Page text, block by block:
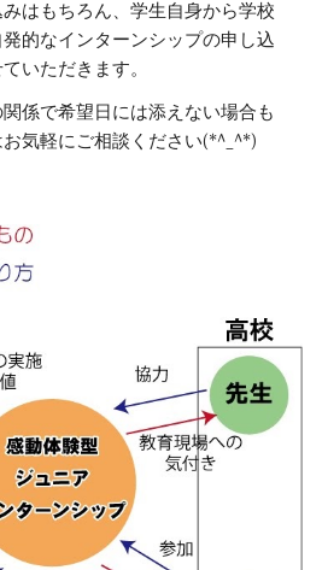
はもちろん、学生自身から学校
的なインターンシップの申し込
いただきます。
係で希望日には添えない場合も
気軽にご相談ください(*^_^*)